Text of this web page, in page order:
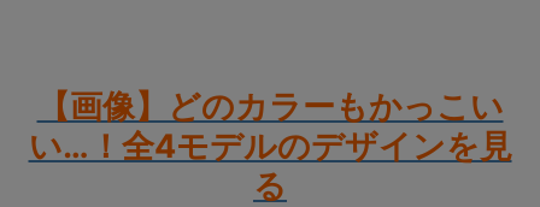
【画像】どのカラーもかっこい
い…！全4モデルのデザインを見
る